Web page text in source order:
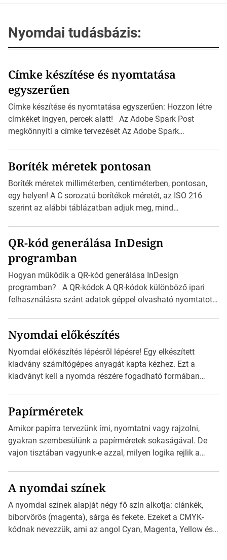
Nyomdai tudásbázis:
Címke készítése és nyomtatása
egyszerűen
Címke készítése és nyomtatása egyszerűen: Hozzon létre
címkéket ingyen, percek alatt! Az Adobe Spark Post
megkönnyíti a címke tervezését Az Adobe Spark
igazán foroghatnak a kreatív fogaskerekek, miközben
zajlik a saját címke készítése. Hogyan készítsünk címkét?
Válasszon méretet és alakot: Válassza ki a kívánt címke
méretét. Akár néhány személyes […]
Boríték méretek pontosan
Boríték méretek milliméterben, centiméterben, pontosan,
egy helyen! A C sorozatú borítékok méretét, az ISO 216
szerint az alábbi táblázatban adjuk meg, mind
az A4-es papírlaphoz viszonyítva. Az amerikai és észak-
amerikai boríték méretére az ISO 216 nem vonatkozik.
Boríték méretének táblázata C0-tól C10-ig […]
QR-kód generálása InDesign
programban
Hogyan működik a QR-kód generálása InDesign
programban? A QR-kódok A QR-kódok különböző ipari
felhasználásra szánt adatok géppel olvasható nyomtatott
telepíthet egy QR-kód-leolvasó alkalmazást, ami leolvasni
és dekódolni képes az URL-információt és átirányítja a
telefon böngészőjét a cég weblapjára. A QR-kód
beolvasása után a felhasználó szöveges üzenetet kaphat,
Nyomdai előkészítés
Nyomdai előkészítés lépésről lépésre! Egy elkészített
kiadvány számítógépes anyagát kapta kézhez. Ezt a
kiadványt kell a nyomda részére fogadható formában
Illustratorban készült vektorgrafika. Minden esetben
konzultáljunk a nyomdával, mielőtt elkezdjük a nyomdai
előkészítést!Nehogy az elkészült munka után derüljön ki,
hogy valamit másképp kellett volna csinálni! […]
Papírméretek
Amikor papírra tervezünk írni, nyomtatni vagy rajzolni,
gyakran szembesülünk a papírméretek sokaságával. De
vajon tisztában vagyunk-e azzal, milyen logika rejlik a
a cikkben a papírméretek izgalmas világába kalauzolunk el
téged, hogy jobban megértsd, milyen szempontok alapján
érdemes választanod a jövőben. Bevezetés a
papírméretek világába A papírméretek […]
A nyomdai színek
A nyomdai színek alapját négy fő szín alkotja: ciánkék,
bíborvörös (magenta), sárga és fekete. Ezeket a CMYK-
kódnak nevezzük, ami az angol Cyan, Magenta, Yellow és